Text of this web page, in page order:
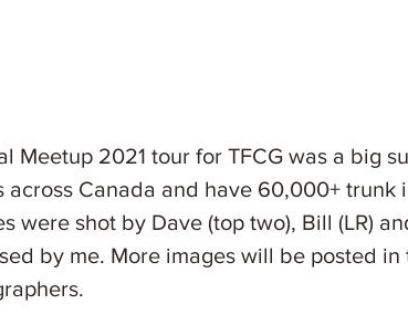
Meetup 2021 tour for TFCG was a big
across Canada and have 60,000+ trunk
were shot by Dave (top two), Bill (LR)
by me. More images will be posted